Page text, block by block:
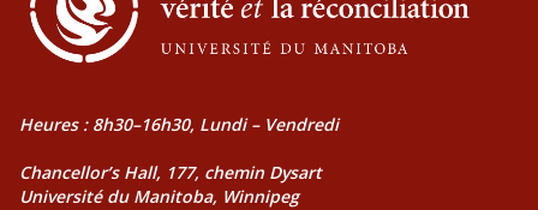
Heures : 8h30–16h30, Lundi – Vendredi
Chancellor’s Hall, 177, chemin Dysart
Université du Manitoba, Winnipeg